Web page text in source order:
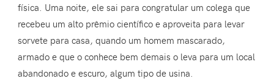
física. Uma noite, ele sai para congratular um colega que
recebeu um alto prêmio científico e aproveita para levar
sorvete para casa, quando um homem mascarado,
armado e que o conhece bem demais o leva para um local
abandonado e escuro, algum tipo de usina.